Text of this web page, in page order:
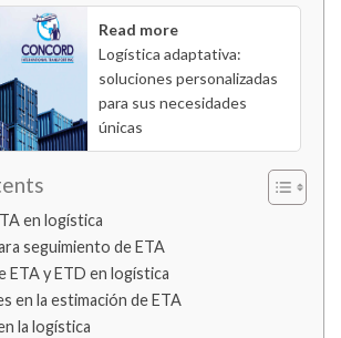
Read more
Logística adaptativa:
soluciones personalizadas
para sus necesidades
únicas
en logística
seguimiento de ETA
y ETD en logística
en la estimación de ETA
la logística